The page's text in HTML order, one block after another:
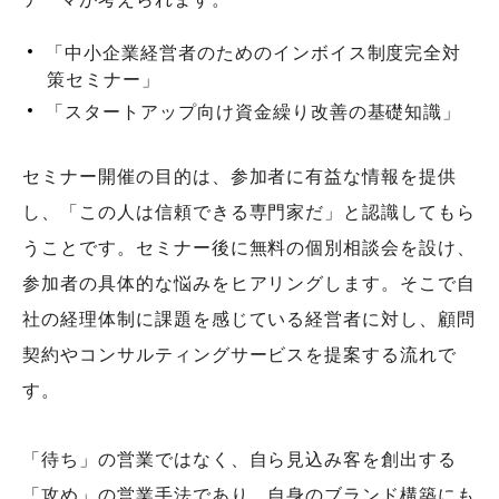
「中小企業経営者のためのインボイス制度完全対
策セミナー」
「スタートアップ向け資金繰り改善の基礎知識」
セミナー開催の目的は、参加者に有益な情報を提供
し、「この人は信頼できる専門家だ」と認識してもら
うことです。セミナー後に無料の個別相談会を設け、
参加者の具体的な悩みをヒアリングします。そこで自
社の経理体制に課題を感じている経営者に対し、顧問
契約やコンサルティングサービスを提案する流れで
す。
「待ち」の営業ではなく、自ら見込み客を創出する
「攻め」の営業手法であり、自身のブランド構築にも